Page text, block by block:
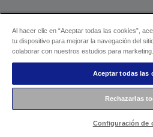
Últimas ofertas
Registro de productos
Control de garantía
Al hacer clic en “Aceptar todas las cookies”,
tu dispositivo para mejorar la navegación del
colaborar con nuestros estudios para marketing.
Aceptar todas las
Rechazarlas
Configuración de